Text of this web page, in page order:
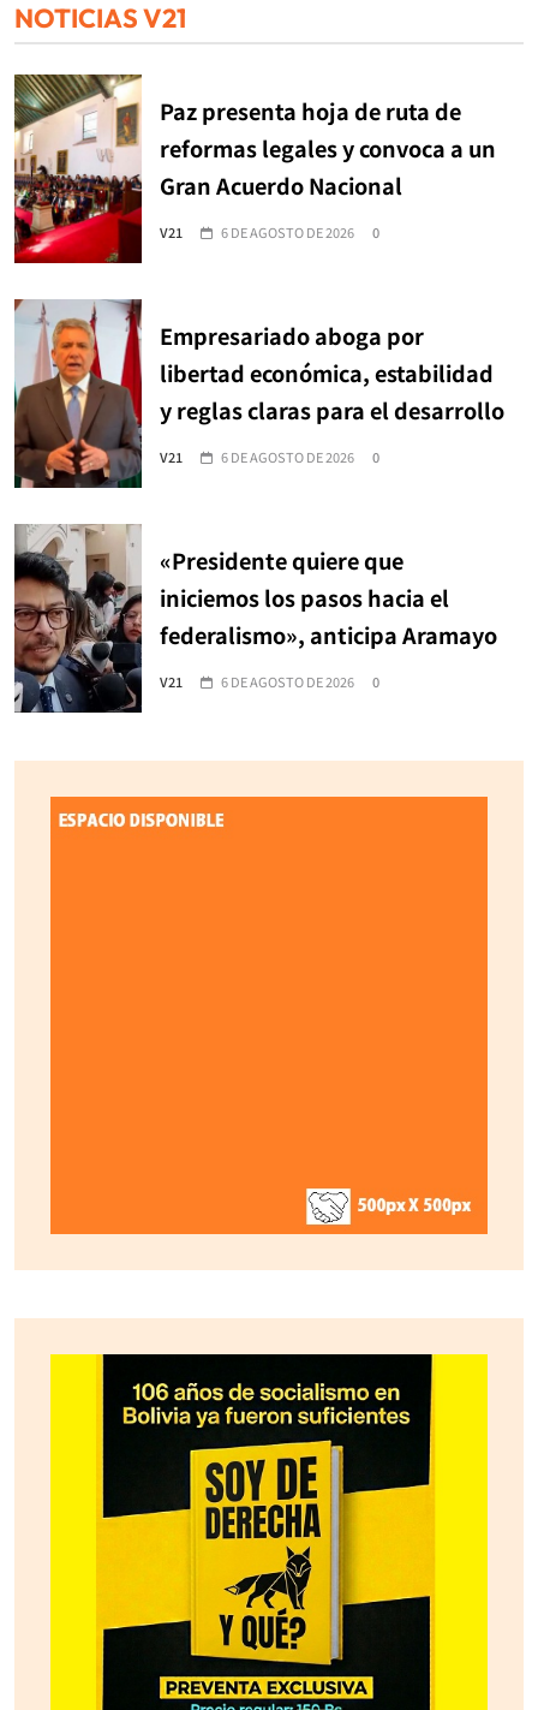
NOTICIAS V21
Paz presenta hoja de ruta de
reformas legales y convoca a un
Gran Acuerdo Nacional
V21 6 DE AGOSTO DE 2026 0
Empresariado aboga por
libertad económica, estabilidad
y reglas claras para el desarrollo
V21 6 DE AGOSTO DE 2026 0
«Presidente quiere que
iniciemos los pasos hacia el
federalismo», anticipa Aramayo
V21 6 DE AGOSTO DE 2026 0